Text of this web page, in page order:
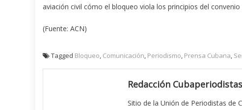
aviación civil cómo el bloqueo viola los principios del
(Fuente: ACN)
Tagged Bloqueo, Comunicación, Periodismo, Prensa Cubana,
Redacción Cubaperiodistas
Sitio de la Unión de Periodistas de